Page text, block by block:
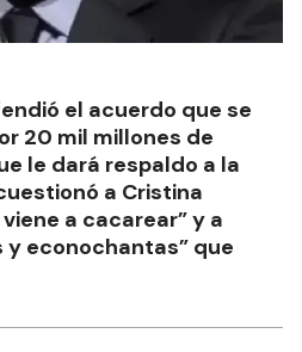
el acuerdo que se
20 mil millones de
le dará respaldo a la
a Cristina
a cacarear” y a
econochantas” que